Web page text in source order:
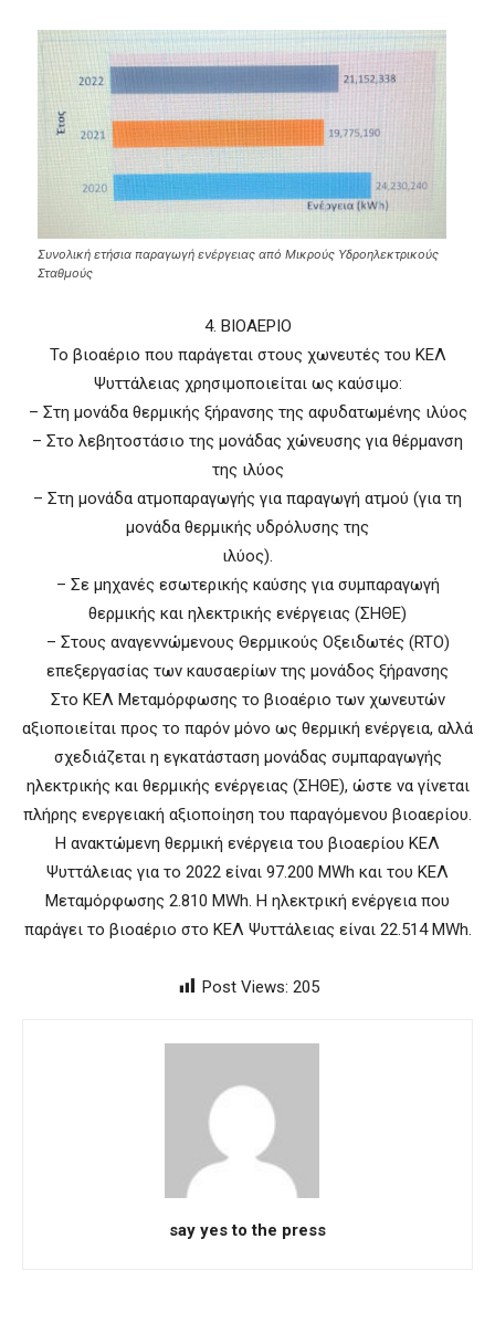
Συνολική ετήσια παραγωγή ενέργειας από Μικρούς Υδροηλεκτρικούς
Σταθμούς
4. ΒΙΟΑΕΡΙΟ
Το βιοαέριο που παράγεται στους χωνευτές του ΚΕΛ
Ψυττάλειας χρησιμοποιείται ως καύσιμο:
– Στη μονάδα θερμικής ξήρανσης της αφυδατωμένης ιλύος
– Στο λεβητοστάσιο της μονάδας χώνευσης για θέρμανση
της ιλύος
– Στη μονάδα ατμοπαραγωγής για παραγωγή ατμού (για τη
μονάδα θερμικής υδρόλυσης της
ιλύος).
– Σε μηχανές εσωτερικής καύσης για συμπαραγωγή
θερμικής και ηλεκτρικής ενέργειας (ΣΗΘΕ)
– Στους αναγεννώμενους Θερμικούς Οξειδωτές (RTO)
επεξεργασίας των καυσαερίων της μονάδος ξήρανσης
Στο ΚΕΛ Μεταμόρφωσης το βιοαέριο των χωνευτών
αξιοποιείται προς το παρόν μόνο ως θερμική ενέργεια, αλλά
σχεδιάζεται η εγκατάσταση μονάδας συμπαραγωγής
ηλεκτρικής και θερμικής ενέργειας (ΣΗΘΕ), ώστε να γίνεται
πλήρης ενεργειακή αξιοποίηση του παραγόμενου βιοαερίου.
Η ανακτώμενη θερμική ενέργεια του βιοαερίου ΚΕΛ
Ψυττάλειας για το 2022 είναι 97.200 MWh και του ΚΕΛ
Μεταμόρφωσης 2.810 MWh. Η ηλεκτρική ενέργεια που
παράγει το βιοαέριο στο ΚΕΛ Ψυττάλειας είναι 22.514 MWh.
Post Views: 205
say yes to the press